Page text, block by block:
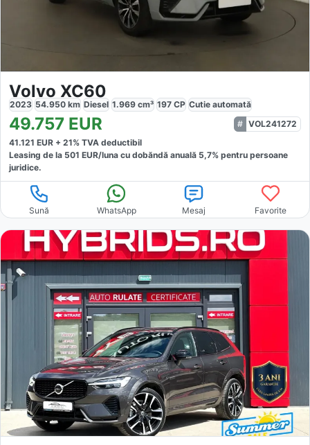
Volvo XC60
2023 54.950 km Diesel 1.969 cm³ 197 CP Cutie automată
49.757 EUR
VOL241272
41.121 EUR + 21% TVA deductibil
Leasing de la 501 EUR/luna cu dobăndă anuală 5,7% pentru persoane
juridice.
Sună WhatsApp Mesaj Favorite